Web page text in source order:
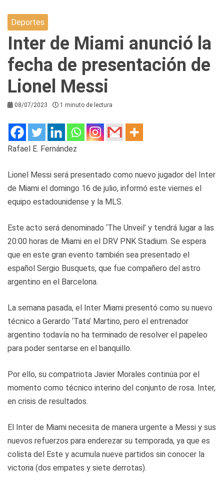
Deportes
Inter de Miami anunció la
fecha de presentación de
Lionel Messi
08/07/2023 1 minuto de lectura
Rafael E. Fernández
Lionel Messi será presentado como nuevo jugador del Inter
de Miami el domingo 16 de julio, informó este viernes el
equipo estadounidense y la MLS.
Este acto será denominado ‘The Unveil’ y tendrá lugar a las
20:00 horas de Miami en el DRV PNK Stadium. Se espera
que en este gran evento también sea presentado el
español Sergio Busquets, que fue compañero del astro
argentino en el Barcelona.
La semana pasada, el Inter Miami presentó como su nuevo
técnico a Gerardo ‘Tata’ Martino, pero el entrenador
argentino todavía no ha terminado de resolver el papeleo
para poder sentarse en el banquillo.
Por ello, su compatriota Javier Morales continúa por el
momento como técnico interino del conjunto de rosa. Inter,
en crisis de resultados.
El Inter de Miami necesita de manera urgente a Messi y sus
nuevos refuerzos para enderezar su temporada, ya que es
colista del Este y acumula nueve partidos sin conocer la
victoria (dos empates y siete derrotas).